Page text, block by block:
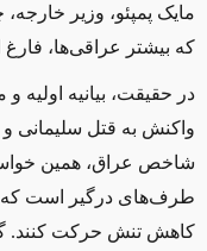
مایک پمپئو، وزیر
که بیشتر عراقی‌ها،
در حقیقت، بیانیه اولیه
واکنش به قتل سلیمانی
شاخص عراق، همین
طرف‌های درگیر است که
کاهش تنش حرکت کنند.